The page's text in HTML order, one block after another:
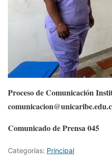
Proceso de Comunicación
Comunicado de Prensa 045
Categorías: Principal